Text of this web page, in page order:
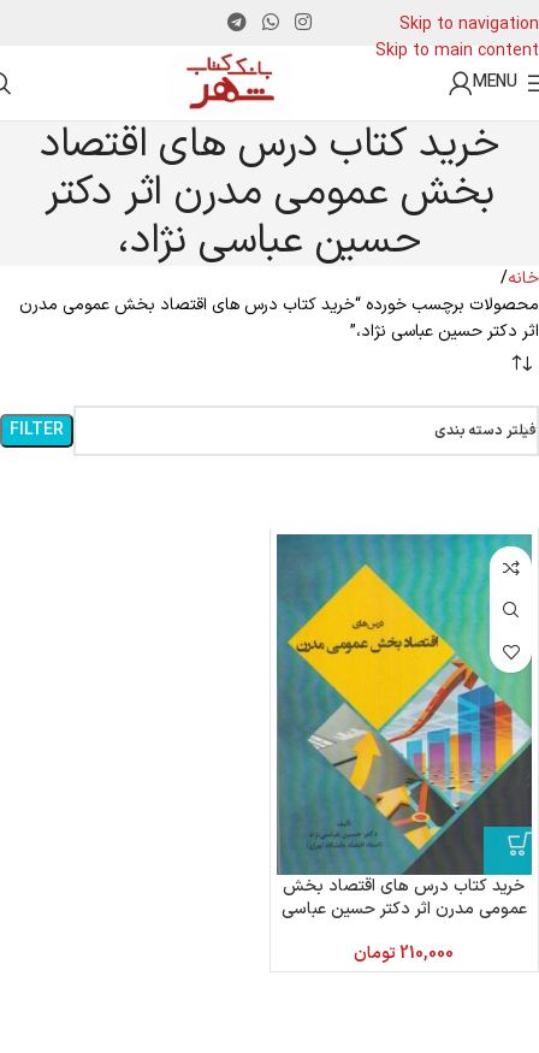
Skip to navigation
Skip to main content
MENU
خرید کتاب درس های اقتصاد
بخش عمومی مدرن اثر دکتر
حسین عباسی نژاد،
خانه
محصولات برچسب خورده “خرید کتاب درس های اقتصاد بخش عمومی مدرن
اثر دکتر حسین عباسی نژاد،”
فیلتر دسته بندی FILTER
خرید کتاب درس های اقتصاد بخش
عمومی مدرن اثر دکتر حسین عباسی
210,000تومان